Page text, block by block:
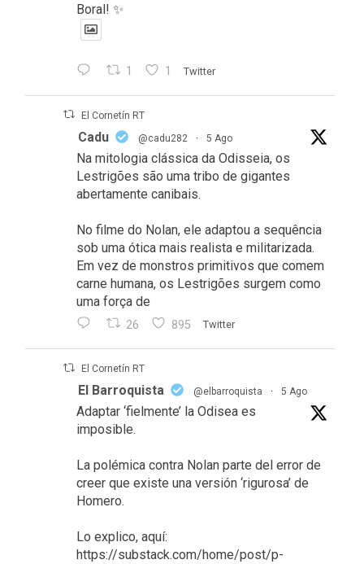
Boral! ✨
1 1 Twitter
El Cornetín RT
Cadu @cadu282 · 5 Ago
Na mitologia clássica da Odisseia, os
Lestrigões são uma tribo de gigantes
abertamente canibais.
No filme do Nolan, ele adaptou a sequência
sob uma ótica mais realista e militarizada.
Em vez de monstros primitivos que comem
carne humana, os Lestrigões surgem como
uma força de
26 895 Twitter
El Cornetín RT
El Barroquista @elbarroquista · 5 Ago
Adaptar ‘fielmente’ la Odisea es
imposible.
La polémica contra Nolan parte del error de
creer que existe una versión ‘rigurosa’ de
Homero.
Lo explico, aquí:
https://substack.com/home/post/p-